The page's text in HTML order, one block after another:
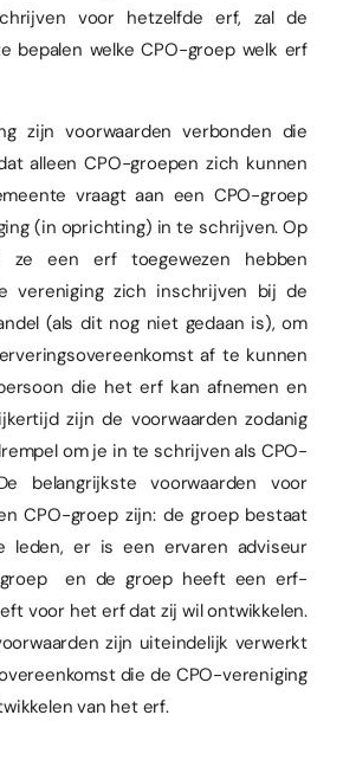
voor hetzelfde erf, zal de
bepalen welke CPO-groep welk erf
zijn voorwaarden verbonden die
alleen CPO-groepen zich kunnen
vraagt aan een CPO-groep
(in oprichting) in te schrijven. Op
een erf toegewezen hebben
vereniging zich inschrijven bij de
(als dit nog niet gedaan is), om
af te kunnen
die het erf kan afnemen en
zijn de voorwaarden zodanig
om je in te schrijven als CPO-
belangrijkste voorwaarden voor
CPO-groep zijn: de groep bestaat
leden, er is een ervaren adviseur
en de groep heeft een erf-
voor het erf dat zij wil ontwikkelen.
zijn uiteindelijk verwerkt
die de CPO-vereniging
van het erf.